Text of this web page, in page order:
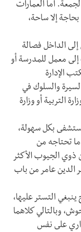
أما العمارات
إلا ساحة،
الداخل فصالة
معمل للمدرسة أو
الإدارة
والسلوك في
التربية أو وزارة
بكل سهولة،
تحتاجه من
ذوي الجيوب الأكثر
الدين عامر من باب
التستر عليها،
وبالتالي كلاهما
على نفس